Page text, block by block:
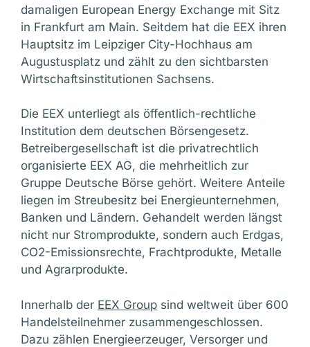
damaligen European Energy Exchange mit Sitz
in Frankfurt am Main. Seitdem hat die EEX ihren
Hauptsitz im Leipziger City-Hochhaus am
Augustusplatz und zählt zu den sichtbarsten
Wirtschaftsinstitutionen Sachsens.
Die EEX unterliegt als öffentlich-rechtliche
Institution dem deutschen Börsengesetz.
Betreibergesellschaft ist die privatrechtlich
organisierte EEX AG, die mehrheitlich zur
Gruppe Deutsche Börse gehört. Weitere Anteile
liegen im Streubesitz bei Energieunternehmen,
Banken und Ländern. Gehandelt werden längst
nicht nur Stromprodukte, sondern auch Erdgas,
CO2-Emissionsrechte, Frachtprodukte, Metalle
und Agrarprodukte.
Innerhalb der EEX Group sind weltweit über 600
Handelsteilnehmer zusammengeschlossen.
Dazu zählen Energieerzeuger, Versorger und